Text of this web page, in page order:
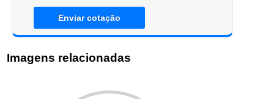
Enviar cotação
Imagens relacionadas